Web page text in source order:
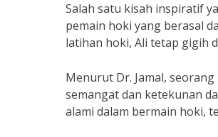
Salah satu kisah inspiratif
pemain hoki yang berasal
latihan hoki, Ali tetap gigih
Menurut Dr. Jamal,
semangat dan ketekunan
alami dalam bermain hoki,